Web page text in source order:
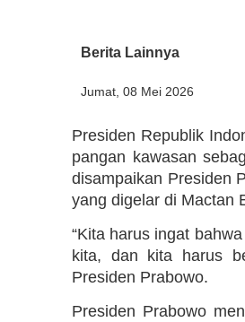
Berita Lainnya
Jumat, 08 Mei 2026
Presiden Republik
pangan kawasan
disampaikan Presiden
yang digelar di Mactan
“Kita harus ingat
kita, dan kita harus
Presiden Prabowo.
Presiden Prabowo